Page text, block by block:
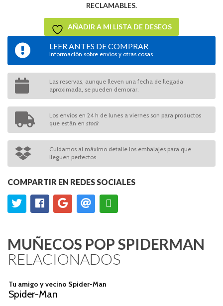
RECLAMABLES.
AÑADIR A MI LISTA DE DESEOS
LEER ANTES DE COMPRAR
Información sobre envíos y otras cosas
Las reservas, aunque lleven una fecha de llegada
aproximada, se pueden demorar.
Los envios en 24 h de lunes a viernes son para productos
que están en stock
Cuidamos al máximo detalle los embalajes para que
lleguen perfectos
COMPARTIR EN REDES SOCIALES
MUÑECOS POP SPIDERMAN
RELACIONADOS
Tu amigo y vecino Spider-Man
Spider-Man